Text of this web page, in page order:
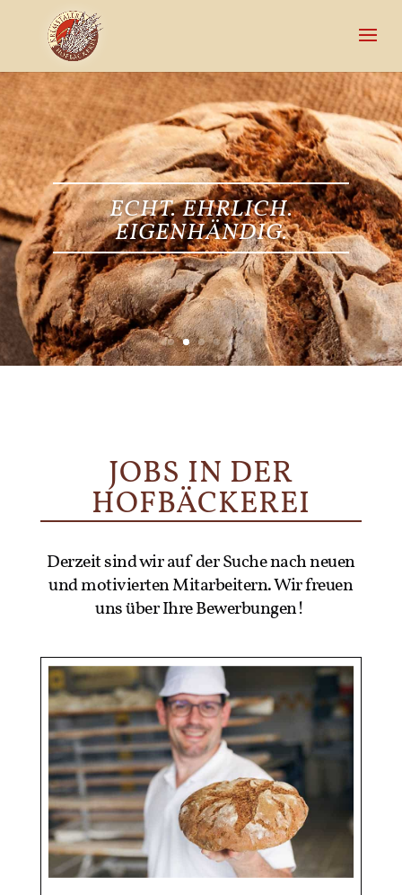
ECHT. EHRLICH.
EIGENHÄNDIG.
JOBS IN DER
HOFBÄCKEREI
Derzeit sind wir auf der Suche nach neuen
und motivierten Mitarbeitern. Wir freuen
uns über Ihre Bewerbungen!